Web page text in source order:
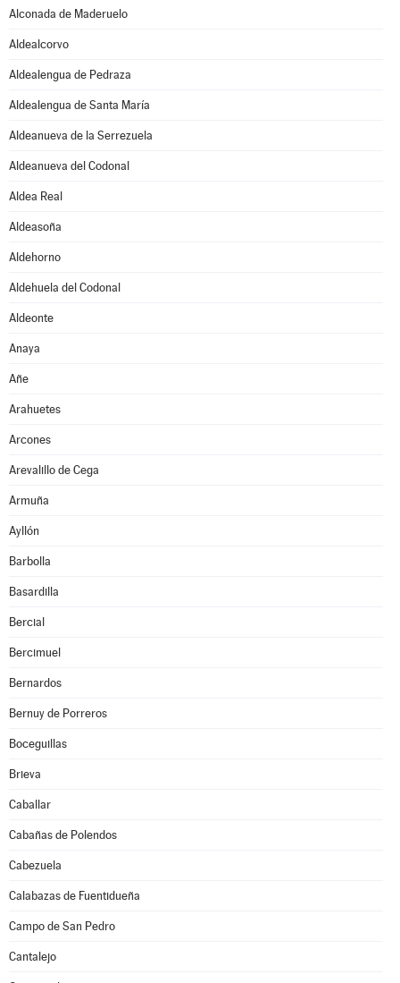
Alconada de Maderuelo
Aldealcorvo
Aldealengua de Pedraza
Aldealengua de Santa María
Aldeanueva de la Serrezuela
Aldeanueva del Codonal
Aldea Real
Aldeasoña
Aldehorno
Aldehuela del Codonal
Aldeonte
Anaya
Añe
Arahuetes
Arcones
Arevalillo de Cega
Armuña
Ayllón
Barbolla
Basardilla
Bercial
Bercimuel
Bernardos
Bernuy de Porreros
Boceguillas
Brieva
Caballar
Cabañas de Polendos
Cabezuela
Calabazas de Fuentidueña
Campo de San Pedro
Cantalejo